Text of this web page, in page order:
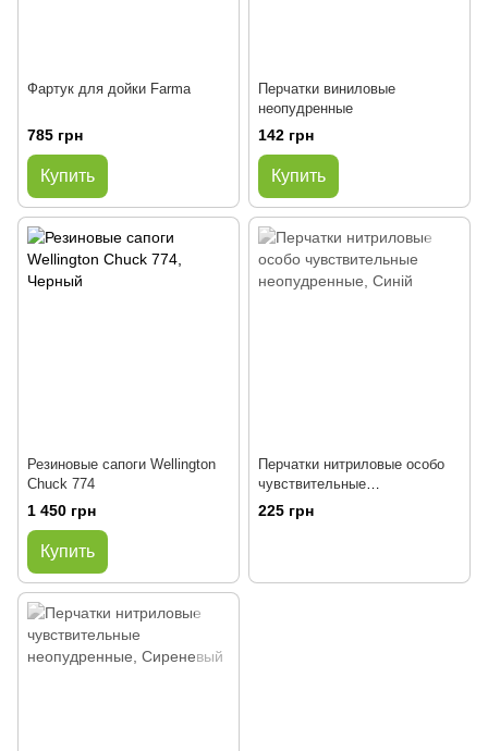
Фартук для дойки Farma
785 грн
Купить
Перчатки виниловые
неопудренные
142 грн
Купить
Резиновые сапоги Wellington
Chuck 774
1 450 грн
Купить
Перчатки нитриловые особо
чувствительные
неопудренные
225 грн